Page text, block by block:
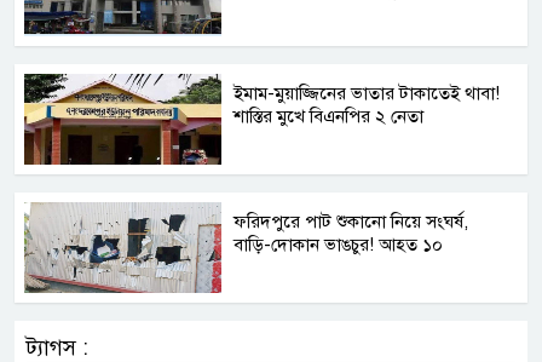
ইমাম-মুয়াজ্জিনের ভাতার টাকাতেই থাবা!
শাস্তির মুখে বিএনপির ২ নেতা
ফরিদপুরে পাট শুকানো নিয়ে সংঘর্ষ,
বাড়ি-দোকান ভাঙচুর! আহত ১০
ট্যাগস :